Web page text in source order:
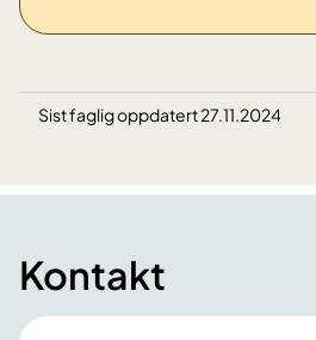
Sist faglig oppdatert 27.11.2024
Kontakt